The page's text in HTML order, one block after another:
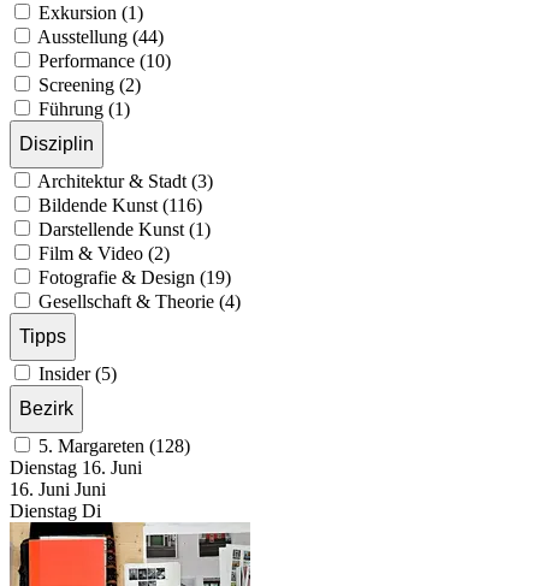
Exkursion (1)
Ausstellung (44)
Performance (10)
Screening (2)
Führung (1)
Disziplin
Architektur & Stadt (3)
Bildende Kunst (116)
Darstellende Kunst (1)
Film & Video (2)
Fotografie & Design (19)
Gesellschaft & Theorie (4)
Tipps
Insider (5)
Bezirk
5. Margareten (128)
Dienstag 16. Juni
16. Juni Juni
Dienstag Di